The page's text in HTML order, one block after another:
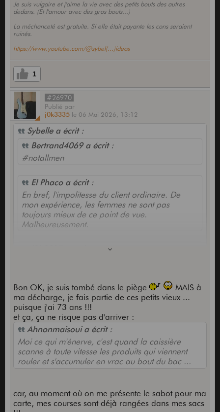
Je suis vulgaire et j'aime la vie avec des petits bouts des autres
dedans. (Et l'amour avec des gros bouts...)
La méchanceté est gratuite. Si elle était payante les cons seraient
ruinés.
https://www.youtube.com/@sybel(...)ideos
1
#26970
Publié par
j0k3335 le 06 Mai 2026, 13:12
Sybelle a écrit :
Bertrand4069 a écrit :
#notallmen
El Phaco a écrit :
En bref, l'impolitesse du client ordinaire. De
mon expérience, les femmes ne sont pas
toujours mieux de ce point de vue.
Malheureusement.
la personne sort sa monnaie, ne voit pas bien
les petites pièces , doit donc sortir ses lunettes,
ajuste au centime près l'appoint, rerange les
lunettes, le portemonnaie ... ...
Ah ah ah ... je vous ai tendu un piège diabolique
et sexiste et vous êtres tombés dedans... (je
NON !!! Je parle bien des gens de ma
génération, effectivement aussi un peu les filles,
les petites vieilles ou les petits vieux qui payent en
Bon OK, je suis tombé dans le piège
MAIS à
ma décharge, je fais partie de ces petits vieux ...
puisque j'ai 73 ans !!!
et ça, ça ne risque pas d'arriver :
Ahnonmaisoui a écrit :
Moi ce qui m'énerve, c'est quand la caissière
scanne à toute vitesse les produits qui viennent
rouler et s'accumuler en vrac au bout du bac ...
car, au moment où on me présente le sabot pour ma
carte, mes courses sont déjà rangées dans mes sacs